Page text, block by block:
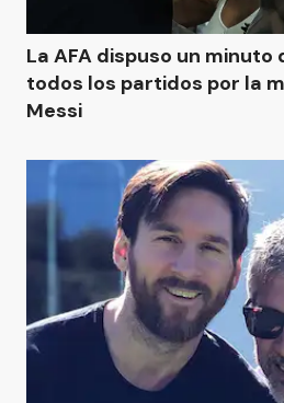
La AFA dispuso un minuto
todos los partidos por la
Messi